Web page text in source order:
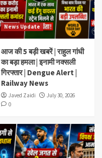
News Update
आज की 5 बड़ी खबरें | राहुल गांधी
का बड़ा हमला | इनामी नक्सली
गिरफ्तार | Dengue Alert |
Railway News
Javed Zaidi
July 30, 2026
0